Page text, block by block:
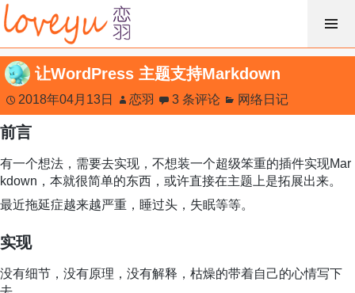
跳
过
内
容
让WordPress 主题支持Markdown
2018年04月13日 恋羽 3 条评论 网络日记
前言
有一个想法，需要去实现，不想装一个超级笨重的插件实现Mar
kdown，本就很简单的东西，或许直接在主题上是拓展出来。
最近拖延症越来越严重，睡过头，失眠等等。
实现
没有细节，没有原理，没有解释，枯燥的带着自己的心情写下